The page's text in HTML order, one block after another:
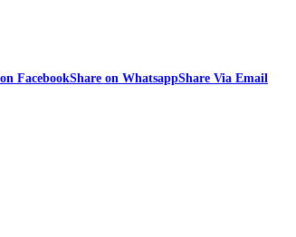
FacebookShare on WhatsappShare Via Email